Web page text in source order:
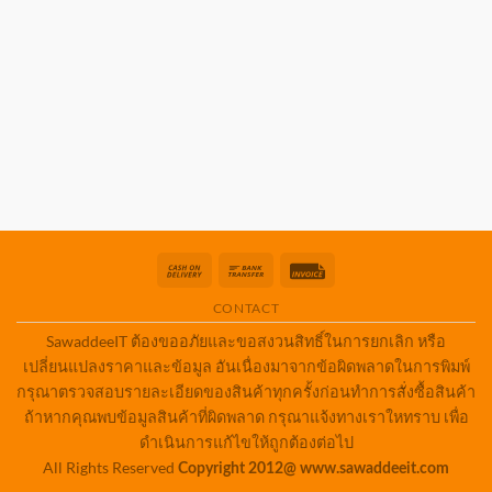
Cash
Delivery
Bank
CONTACT
SawaddeeIT ต้องขออภัยและขอสงวนสิทธิ์ในการยกเลิก หรือ
เปลี่ยนแปลงราคาและข้อมูล อันเนื่องมาจากข้อผิดพลาดในการพิมพ์
กรุณาตรวจสอบรายละเอียดของสินค้าทุกครั้งก่อนทำการสั่งซื้อสินค้า
ถ้าหากคุณพบข้อมูลสินค้าที่ผิดพลาด กรุณาแจ้งทางเราใหทราบ เพื่อ
ดำเนินการแก้ไขให้ถูกต้องต่อไป
All Rights Reserved Copyright 2012@ www.sawaddeeit.com